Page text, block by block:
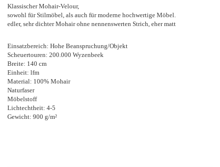
Klassischer Mohair-Velour,
sowohl für Stilmöbel, als auch für moderne hochwertige Möbel.
edler, sehr dichter Mohair ohne nennenswerten Strich, eher matt
Einsatzbereich: Hohe Beanspruchung/Objekt
Scheuertouren: 200.000 Wyzenbeek
Breite: 140 cm
Einheit: lfm
Material: 100% Mohair
Naturfaser
Möbelstoff
Lichtechtheit: 4-5
Gewicht: 900 g/m²